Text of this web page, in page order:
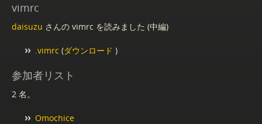
vimrc
daisuzu さんの vimrc を読みました (中編)
.vimrc (ダウンロード )
参加者リスト
2 名。
Omochice